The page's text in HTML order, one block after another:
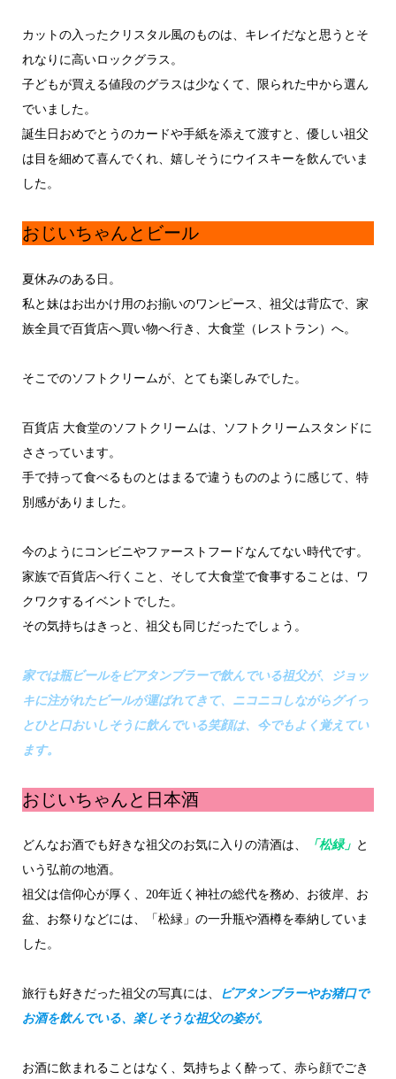
カットの入ったクリスタル風のものは、キレイだなと思うとそ
れなりに高いロックグラス。
子どもが買える値段のグラスは少なくて、限られた中から選ん
でいました。
誕生日おめでとうのカードや手紙を添えて渡すと、優しい祖父
は目を細めて喜んでくれ、嬉しそうにウイスキーを飲んでいま
した。
おじいちゃんとビール
夏休みのある日。
私と妹はお出かけ用のお揃いのワンピース、祖父は背広で、家
族全員で百貨店へ買い物へ行き、大食堂（レストラン）へ。
そこでのソフトクリームが、とても楽しみでした。
百貨店 大食堂のソフトクリームは、ソフトクリームスタンドに
ささっています。
手で持って食べるものとはまるで違うもののように感じて、特
別感がありました。
今のようにコンビニやファーストフードなんてない時代です。
家族で百貨店へ行くこと、そして大食堂で食事することは、ワ
クワクするイベントでした。
その気持ちはきっと、祖父も同じだったでしょう。
家では瓶ビールをビアタンブラーで飲んでいる祖父が、ジョッ
キに注がれたビールが運ばれてきて、ニコニコしながらグイっ
とひと口おいしそうに飲んでいる笑顔は、今でもよく覚えてい
ます。
おじいちゃんと日本酒
どんなお酒でも好きな祖父のお気に入りの清酒は、 「松緑」 と
いう弘前の地酒。
祖父は信仰心が厚く、20年近く神社の総代を務め、お彼岸、お
盆、お祭りなどには、「松緑」の一升瓶や酒樽を奉納していま
した。
旅行も好きだった祖父の写真には、
ビアタンブラーやお猪口で
お酒を飲んでいる、楽しそうな祖父の姿が。
お酒に飲まれることはなく、気持ちよく酔って、赤ら顔でごき